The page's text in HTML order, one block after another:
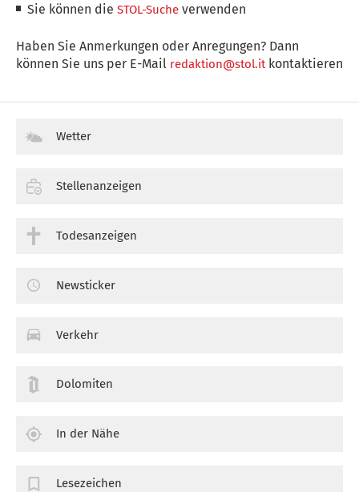
Sie können dieSTOL-Suche verwenden
Haben Sie Anmerkungen oder Anregungen? Dann
können Sie uns per E-Mail redaktion@stol.itkontaktieren
Wetter
Stellenanzeigen
Todesanzeigen
Newsticker
Verkehr
Dolomiten
In der Nähe
Lesezeichen